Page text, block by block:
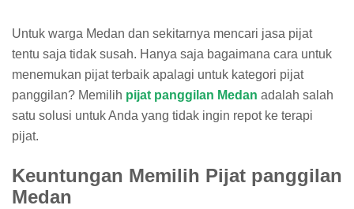
Untuk warga Medan dan sekitarnya mencari jasa pijat
tentu saja tidak susah. Hanya saja bagaimana cara untuk
menemukan pijat terbaik apalagi untuk kategori pijat
panggilan? Memilih pijat panggilan Medan adalah salah
satu solusi untuk Anda yang tidak ingin repot ke terapi
pijat.
Keuntungan Memilih Pijat panggilan
Medan